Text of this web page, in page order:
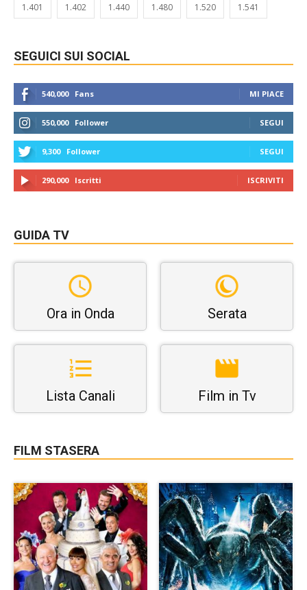
1.401 1.402 1.440 1.480 1.520 1.541
SEGUICI SUI SOCIAL
540,000 Fans MI PIACE
550,000 Follower SEGUI
9,300 Follower SEGUI
290,000 Iscritti ISCRIVITI
GUIDA TV
Ora in Onda Serata
Lista Canali Film in Tv
FILM STASERA